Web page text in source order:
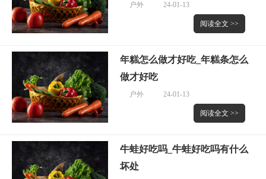
户外 24-01-13
阅读全文 >>
年糕怎么做才好吃_年糕条怎么
做才好吃
户外 24-01-13
阅读全文 >>
牛蛙好吃吗_牛蛙好吃吗有什么
坏处